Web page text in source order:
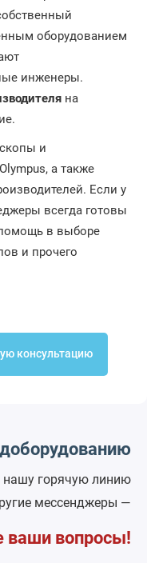
оборудованием
инженеры.
на
и
а также
Если у
всегда готовы
в выборе
и прочего
консультацию
нашу горячую линию
мессенджеры —
ваши вопросы!